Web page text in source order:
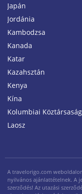
Japán
Jordánia
Kambodzsa
Kanada
Katar
Kazahsztán
Kenya
Kína
Kolumbiai Köztársaság
Laosz
A travelorigo.com
nyilvános ajánlattételnek. A
szerződés! Az utazási